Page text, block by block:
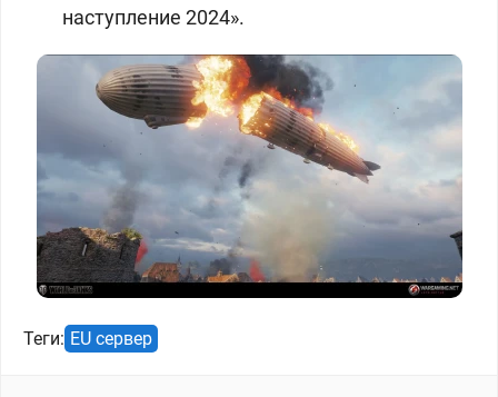
наступление 2024».
Теги: EU сервер